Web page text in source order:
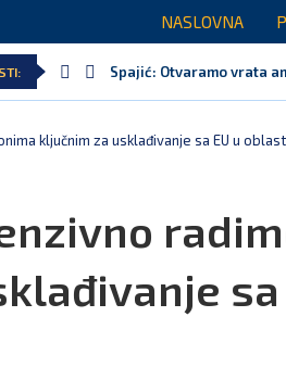
NASLOVNA
Spajić: Otvaramo vrata
ključnim za usklađivanje sa EU u
sa